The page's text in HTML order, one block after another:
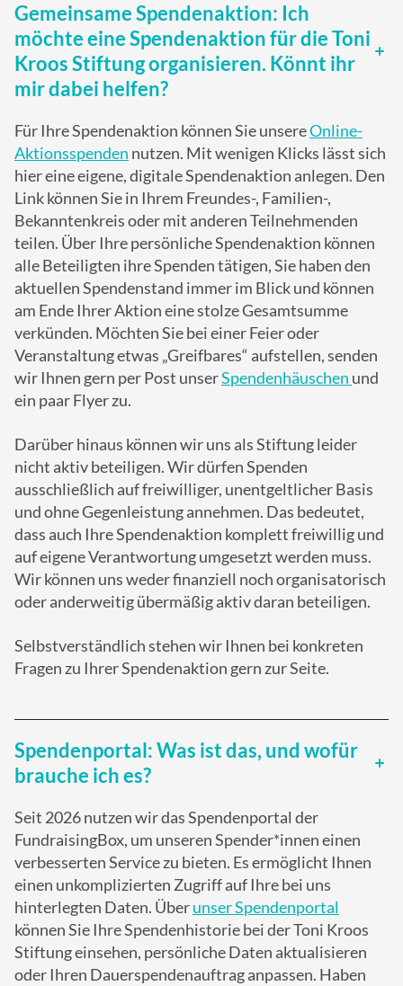
Gemeinsame Spendenaktion: Ich
möchte eine Spendenaktion für die Toni
Kroos Stiftung organisieren. Könnt ihr
mir dabei helfen?
Für Ihre Spendenaktion können Sie unsereOnline-
Aktionsspenden nutzen. Mit wenigen Klicks lässt sich
hier eine eigene, digitale Spendenaktion anlegen. Den
Link können Sie in Ihrem Freundes-, Familien-,
Bekanntenkreis oder mit anderen Teilnehmenden
teilen. Über Ihre persönliche Spendenaktion können
alle Beteiligten ihre Spenden tätigen, Sie haben den
aktuellen Spendenstand immer im Blick und können
am Ende Ihrer Aktion eine stolze Gesamtsumme
verkünden. Möchten Sie bei einer Feier oder
Veranstaltung etwas „Greifbares“ aufstellen, senden
wir Ihnen gern per Post unserSpendenhäuschen und
ein paar Flyer zu.
Darüber hinaus können wir uns als Stiftung leider
nicht aktiv beteiligen. Wir dürfen Spenden
ausschließlich auf freiwilliger, unentgeltlicher Basis
und ohne Gegenleistung annehmen. Das bedeutet,
dass auch Ihre Spendenaktion komplett freiwillig und
auf eigene Verantwortung umgesetzt werden muss.
Wir können uns weder finanziell noch organisatorisch
oder anderweitig übermäßig aktiv daran beteiligen.
Selbstverständlich stehen wir Ihnen bei konkreten
Fragen zu Ihrer Spendenaktion gern zur Seite.
Spendenportal: Was ist das, und wofür
brauche ich es?
Seit 2026 nutzen wir das Spendenportal der
FundraisingBox, um unseren Spender*innen einen
verbesserten Service zu bieten. Es ermöglicht Ihnen
einen unkomplizierten Zugriff auf Ihre bei uns
hinterlegten Daten. Überunser Spendenportal
können Sie Ihre Spendenhistorie bei der Toni Kroos
Stiftung einsehen, persönliche Daten aktualisieren
oder Ihren Dauerspendenauftrag anpassen. Haben